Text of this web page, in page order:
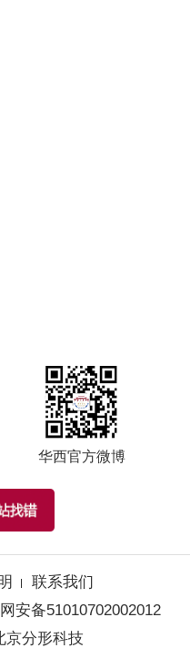
华西官方微博
联系我们
安备51010702002012
京分形科技